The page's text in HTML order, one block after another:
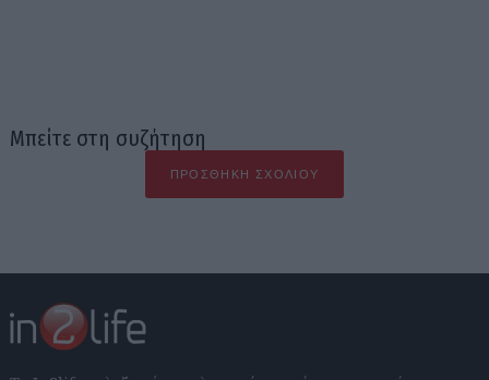
Μπείτε στη συζήτηση
ΠΡΟΣΘΉΚΗ ΣΧΟΛΊΟΥ